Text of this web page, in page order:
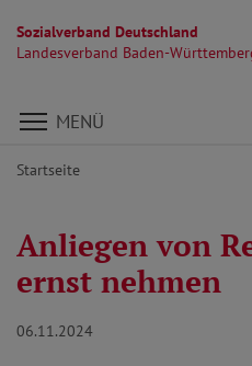
Sozialverband Deutschland
Landesverband Baden-
Direkt zu den Inhalten
MENÜ
Startseite
Anliegen von
ernst nehmen
06.11.2024